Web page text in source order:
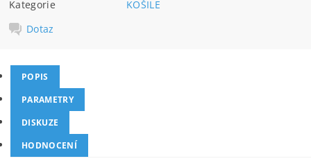
Kategorie
KOŠILE
Dotaz
POPIS
PARAMETRY
DISKUZE
HODNOCENÍ